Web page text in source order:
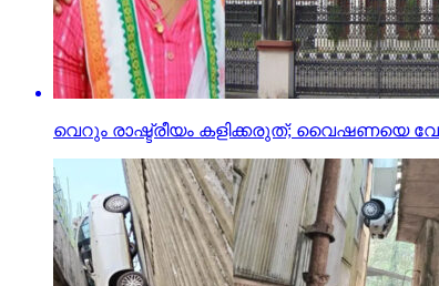
വെറും രാഷ്ട്രീയം കളിക്കരുത്; വൈഷണയെ